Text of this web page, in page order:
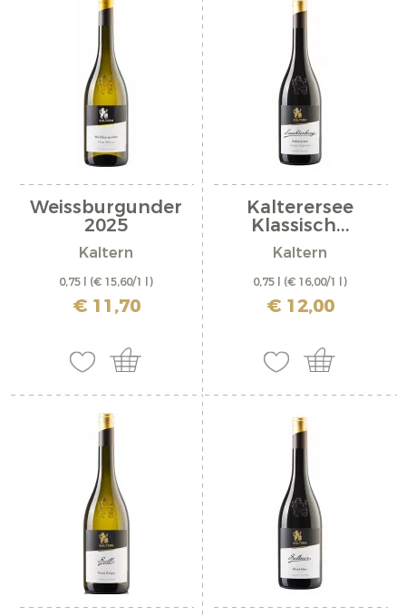
Weissburgunder
2025
Kaltern
0,75 l (€ 15,60/1 l)
inkl. MwSt. zzgl. Versandkosten
€ 11,70
Kalterersee
Klassisch...
Kaltern
0,75 l (€ 16,00/1 l)
inkl. MwSt. zzgl. Versandkosten
€ 12,00